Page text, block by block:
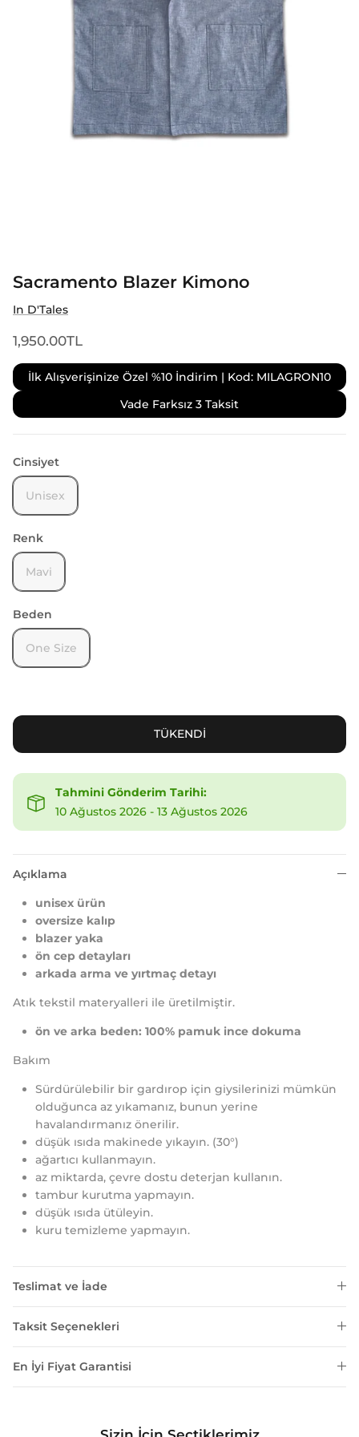
Sacramento Blazer Kimono
In D'Tales
1,950.00TL
İlk Alışverişinize Özel %10 İndirim | Kod: MILAGRON10
Vade Farksız 3 Taksit
Beden
One Size
Renk
Mavi
Cinsiyet
Unisex
TÜKENDİ
Tahmini Gönderim Tarihi:
10 Ağustos 2026 - 13 Ağustos 2026
Açıklama
unisex ürün
oversize kalıp
blazer yaka
ön cep detayları
arkada arma ve yırtmaç detayı
Atık tekstil materyalleri ile üretilmiştir.
ön ve arka beden: 100% pamuk ince dokuma
Bakım
Sürdürülebilir bir gardırop için giysilerinizi mümkün
olduğunca az yıkamanız, bunun yerine
havalandırmanız önerilir.
düşük ısıda makinede yıkayın. (30°)
ağartıcı kullanmayın.
az miktarda, çevre dostu deterjan kullanın.
tambur kurutma yapmayın.
düşük ısıda ütüleyin.
kuru temizleme yapmayın.
Teslimat ve İade
Taksit Seçenekleri
En İyi Fiyat Garantisi